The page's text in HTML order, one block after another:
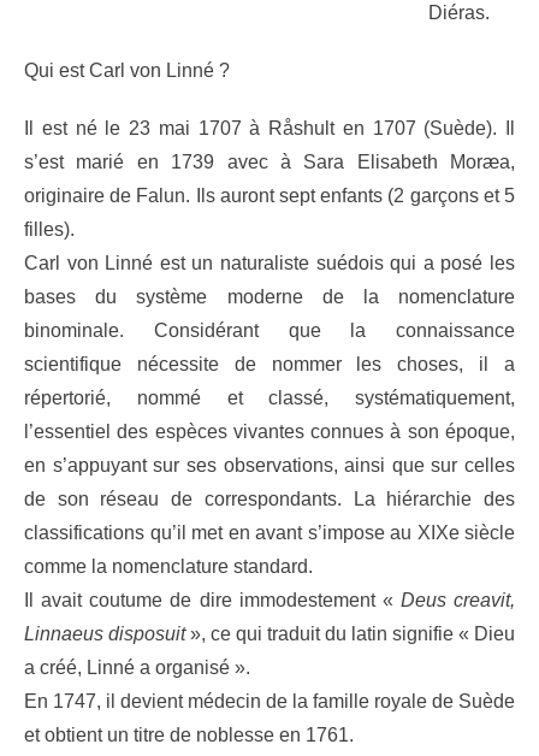
Diéras.
Qui est Carl von Linné ?
Il est né le 23 mai 1707 à Råshult en 1707 (Suède). Il
s’est marié en 1739 avec à Sara Elisabeth Moræa,
originaire de Falun. Ils auront sept enfants (2 garçons et 5
filles).
Carl von Linné est un naturaliste suédois qui a posé les
bases du système moderne de la nomenclature
binominale. Considérant que la connaissance
scientifique nécessite de nommer les choses, il a
répertorié, nommé et classé, systématiquement,
l’essentiel des espèces vivantes connues à son époque,
en s’appuyant sur ses observations, ainsi que sur celles
de son réseau de correspondants. La hiérarchie des
classifications qu’il met en avant s’impose au XIXe siècle
comme la nomenclature standard.
Il avait coutume de dire immodestement « Deus creavit,
Linnaeus disposuit», ce qui traduit du latin signifie « Dieu
a créé, Linné a organisé ».
En 1747, il devient médecin de la famille royale de Suède
et obtient un titre de noblesse en 1761.